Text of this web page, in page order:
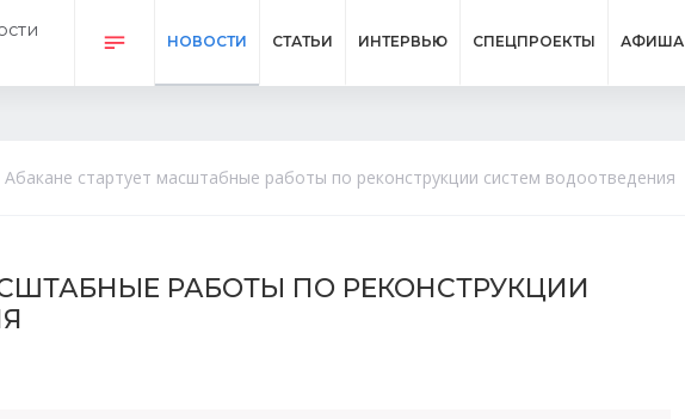
НОВОСТИ СТАТЬИ ИНТЕРВЬЮ СПЕЦПРОЕКТЫ АФИША
Абакане стартует масштабные работы по реконструкции систем водоотведения
РАБОТЫ ПО РЕКОНСТРУКЦИИ